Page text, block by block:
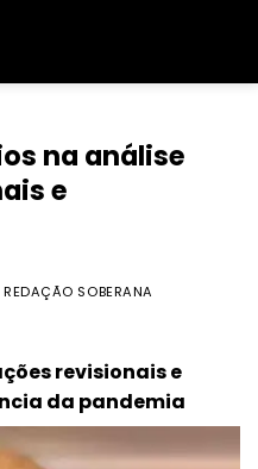
na análise
e
REDAÇÃO SOBERANA
revisionais e
da pandemia